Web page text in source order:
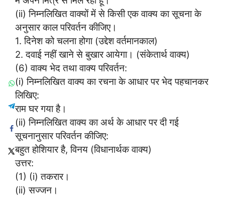
(ii) निम्नलिखित वाक्यों में से किसी एक वाक्य का सूचना के
अनुसार काल परिवर्तन कीजिए।
1. दिनेश को चलना होगा (उद्देश वर्तमानकाल)
2. दवाई नहीं खाने से बुखार आयेगा। (संकेतार्थ वाक्य)
(6) वाक्य भेद तथा वाक्य परिवर्तन:
(i) निम्नलिखित वाक्य का रचना के आधार पर भेद पहचानकर
लिखिए:
राम घर गया है।
(ii) निम्नलिखित वाक्य का अर्थ के आधार पर दी गई
सूचनानुसार परिवर्तन कीजिए:
बहुत होशियार है, विनय (विधानार्थक वाक्य)
उत्तर:
(1) (i) तकरार।
(ii) सज्जन।